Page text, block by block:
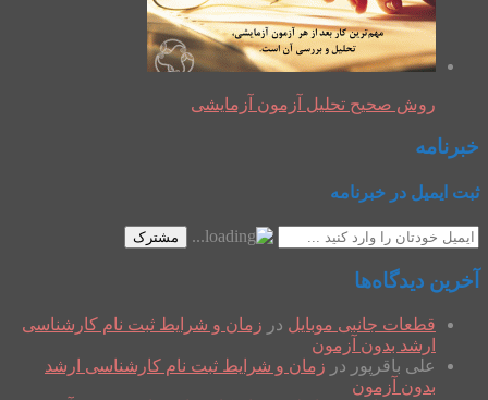
روش صحیح تحلیل آزمون آزمایشی
خبرنامه
ثبت ایمیل در خبرنامه
مشترک
آخرین دیدگاه‌ها
قطعات جانبی موبایل در زمان و شرایط ثبت نام کارشناسی
ارشد بدون آزمون
علی باقرپور در زمان و شرایط ثبت نام کارشناسی ارشد
بدون آزمون